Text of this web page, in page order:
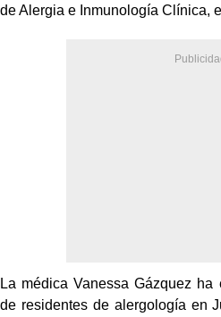
de Alergia e Inmunología Clínica,
La médica Vanessa Gázquez
de residentes de alergología en